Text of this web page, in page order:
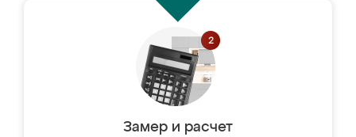
Замер и расчет